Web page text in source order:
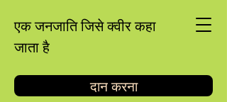
एक जनजाति जिसे क्वीर कहा
जाता है
दान करना